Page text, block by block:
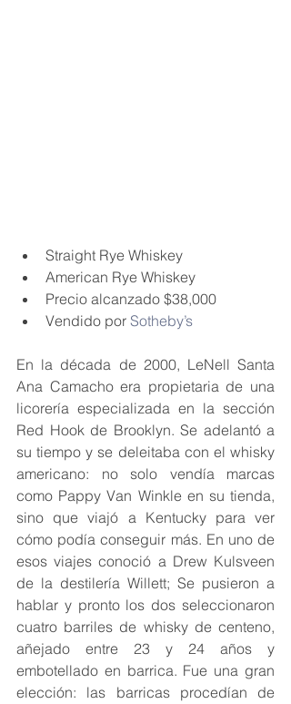
Straight Rye Whiskey
American Rye Whiskey
Precio alcanzado $38,000
Vendido por Sotheby’s
En la década de 2000, LeNell Santa
Ana Camacho era propietaria de una
licorería especializada en la sección
Red Hook de Brooklyn. Se adelantó a
su tiempo y se deleitaba con el whisky
americano: no solo vendía marcas
como Pappy Van Winkle en su tienda,
sino que viajó a Kentucky para ver
cómo podía conseguir más. En uno de
esos viajes conoció a Drew Kulsveen
de la destilería Willett; Se pusieron a
hablar y pronto los dos seleccionaron
cuatro barriles de whisky de centeno,
añejado entre 23 y 24 años y
embotellado en barrica. Fue una gran
elección: las barricas procedían de